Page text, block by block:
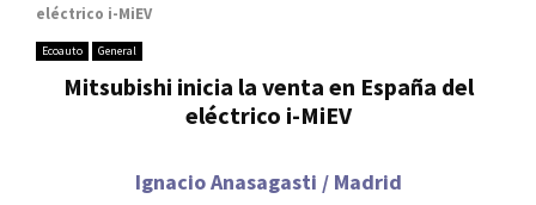
eléctrico i-MiEV
Ecoauto General
Mitsubishi inicia la venta en España del
eléctrico i-MiEV
Ignacio Anasagasti / Madrid